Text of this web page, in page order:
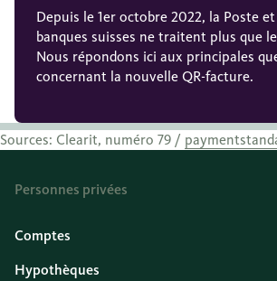
Depuis le 1er octobre 2022, la Poste
banques suisses ne traitent plus que
Nous répondons ici aux principales
concernant la nouvelle QR-facture.
Sources: Clearit, numéro 79 /
Personnes privées
Comptes
Hypothèques